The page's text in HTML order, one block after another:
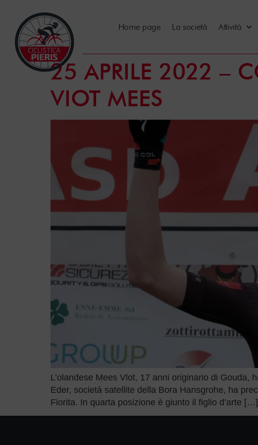
Home page La società Attività
25 APRILE 2022 –
VIOT MEES
L’olandese Mees Vlot, 17 anni originario di Gouda,
Eder, società satellite della Bora Hansgrohe, ha
Fiorita. In quarta posizione è giunto il figlio d’arte […]